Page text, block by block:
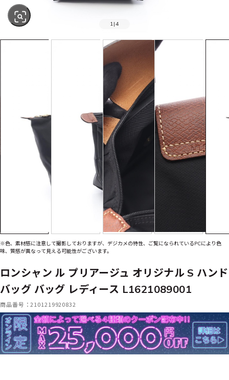
SOLD OUT
1 |4
※色、素材感に注意して撮影しておりますが、デジカメの特性、ご覧になられているPCにより色
味、質感が異なって見える可能性がございます。
ロンシャン ル プリアージュ オリジナル S ハンド
バッグ バッグ レディース L1621089001
商品番号：2101219920832